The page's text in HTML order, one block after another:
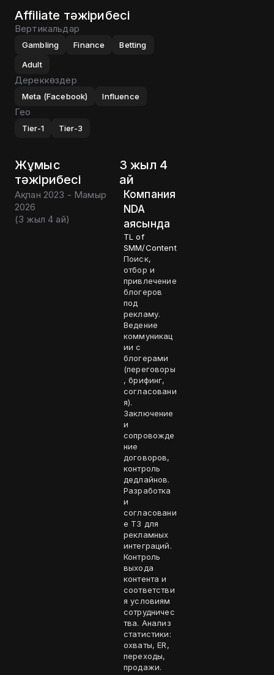
Affiliate тәжірибесі
Вертикальдар
Gambling Finance
Betting
Adult
Дереккөздер
Meta (Facebook) Influence
Гео
Tier-1 Tier-3
Жұмыс
тәжірибесі
3 жыл 4
ай
Ақпан 2023 - Мамыр
2026
(3 жыл 4 ай)
Компания
NDA
аясында
TL of
SMM/Content
Поиск,
отбор и
привлечение
блогеров
под
рекламу.
Ведение
коммуникац
ии с
блогерами
(переговоры
, брифинг,
согласовани
я).
Заключение
и
сопровожде
ние
договоров,
контроль
дедлайнов.
Разработка
и
согласовани
е ТЗ для
рекламных
интеграций.
Контроль
выхода
контента и
соответстви
я условиям
сотрудничес
тва. Анализ
статистики:
охваты, ER,
переходы,
продажи.